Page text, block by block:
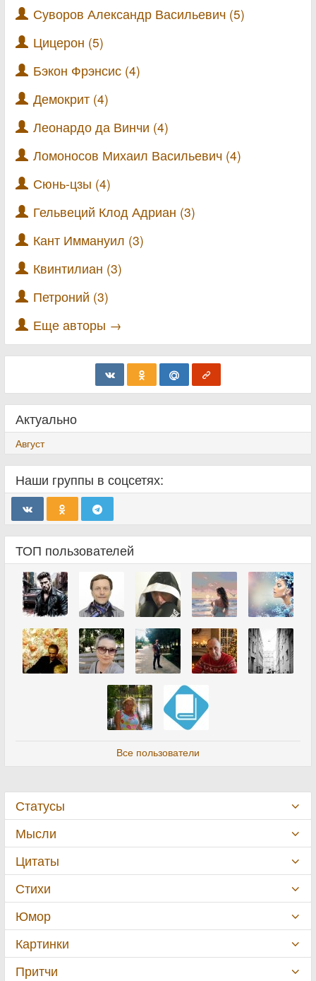
Суворов Александр Васильевич (5)
Цицерон (5)
Бэкон Фрэнсис (4)
Демокрит (4)
Леонардо да Винчи (4)
Ломоносов Михаил Васильевич (4)
Сюнь-цзы (4)
Гельвеций Клод Адриан (3)
Кант Иммануил (3)
Квинтилиан (3)
Петроний (3)
Еще авторы →
Актуально
Август
Наши группы в соцсетях:
ТОП пользователей
Все пользователи
Статусы
Мысли
Цитаты
Стихи
Юмор
Картинки
Притчи